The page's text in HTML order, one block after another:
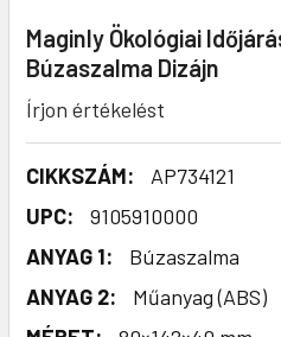
Maginly Ökológiai
Búzaszalma Dizájn
Írjon értékelést
CIKKSZÁM:
AP734121
UPC:
9105910000
ANYAG 1:
Búzaszalma
ANYAG 2:
Műanyag (ABS)